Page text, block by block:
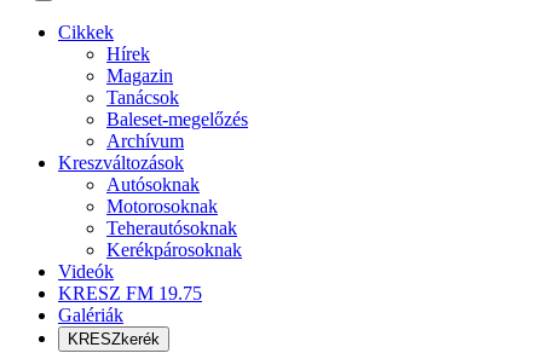
Cikkek
Hírek
Magazin
Tanácsok
Baleset-megelőzés
Archívum
Kreszváltozások
Autósoknak
Motorosoknak
Teherautósoknak
Kerékpárosoknak
Videók
KRESZ FM 19.75
Galériák
KRESZkerék